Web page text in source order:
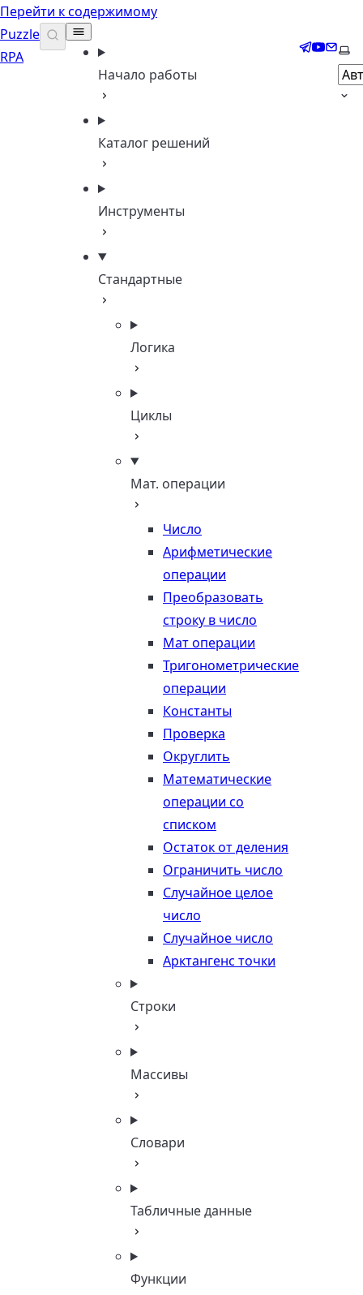
Перейти к содержимому
Puzzle
RPA
Начало работы
Каталог решений
Инструменты
Стандартные
Логика
Циклы
Мат. операции
Число
Арифметические
операции
Преобразовать
строку в число
Мат операции
Тригонометрические
операции
Константы
Проверка
Округлить
Математические
операции со
списком
Остаток от деления
Ограничить число
Случайное целое
число
Случайное число
Арктангенс точки
Строки
Массивы
Словари
Табличные данные
Функции
Telegram
YouTube
Email